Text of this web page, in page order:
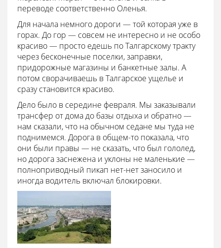
переводе соответственно Оленья.
Для начала немного дороги — той которая уже в
горах. До гор — совсем не интересно и не особо
красиво — просто едешь по Талгарскому тракту
через бесконечные поселки, заправки,
придорожные магазины и банкетные залы. А
потом сворачиваешь в Талгарское ущелье и
сразу становится красиво.
Дело было в середине февраля. Мы заказывали
трансфер от дома до базы отдыха и обратно —
нам сказали, что на обычном седане мы туда не
поднимемся. Дорога в общем-то показала, что
они были правы — не сказать, что был гололед,
но дорога заснежена и уклоны не маленькие —
полноприводный пикап нет-нет заносило и
иногда водитель включал блокировки.